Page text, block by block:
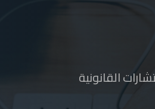
القانونية